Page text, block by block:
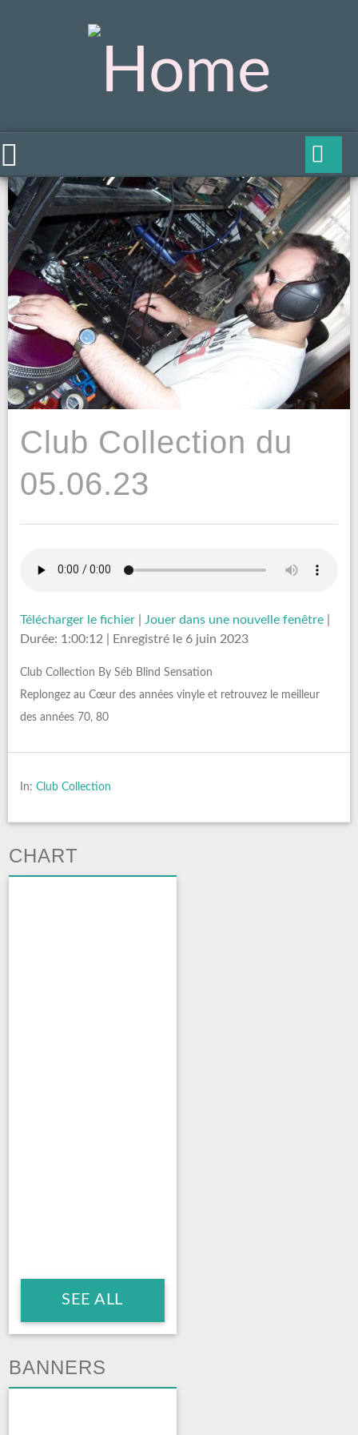
Club Collection du
05.06.23
Télécharger le fichier Jouer dans une nouvelle fenêtre
Durée: 1:00:12
Enregistré le 6 juin 2023
Club Collection By Séb Blind Sensation
Replongez au Cœur des années vinyle et retrouvez le meilleur
des années 70, 80
In: Club Collection
CHART
SEE ALL
BANNERS